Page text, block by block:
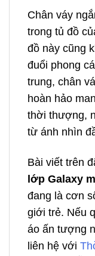
Chân váy
trong tủ đồ
đồ này cũng
đuổi phong
trung, chân
hoàn hảo
thời thượng,
từ ánh nhìn
Bài viết trên
lớp Galaxy
đang là cơn
giới trẻ. Nếu
áo ấn tượng
liên hệ với